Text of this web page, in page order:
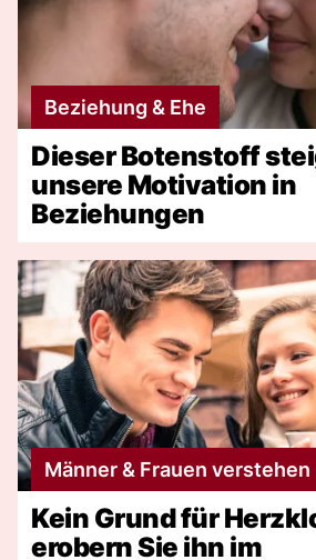
Beziehung & Ehe
Dieser Botenstoff
unsere Motivation in
Beziehungen
Männer & Frauen verstehen
Kein Grund für
erobern Sie ihn im